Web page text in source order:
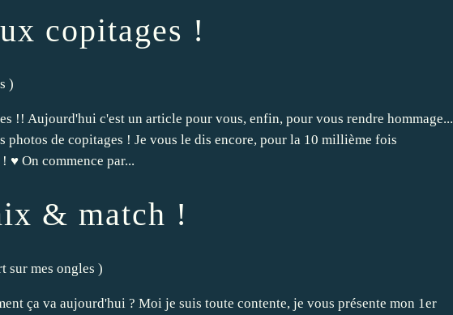
copitages !
)
!! Aujourd'hui c'est un article pour vous, enfin, pour vous rendre hommage...
photos de copitages ! Je vous le dis encore, pour la 10 millième fois
♥ On commence par...
& match !
sur mes ongles )
ça va aujourd'hui ? Moi je suis toute contente, je vous présente mon 1er